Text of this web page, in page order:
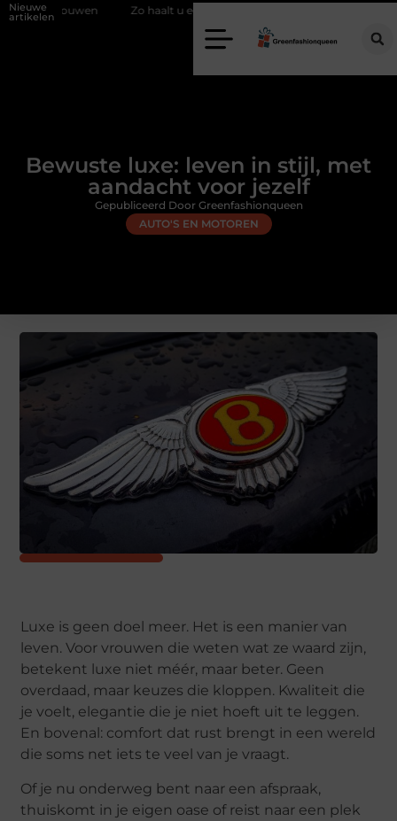
Nieuwe
artikelenZo haalt u echt vuur in huis zonder schoorsteen
Bewuste luxe: leven in stijl, met
aandacht voor jezelf
AUTO'S EN MOTOREN
Gepubliceerd Door Greenfashionqueen
Luxe is geen doel meer. Het is een manier van
leven. Voor vrouwen die weten wat ze waard zijn,
betekent luxe niet méér, maar beter. Geen
overdaad, maar keuzes die kloppen. Kwaliteit die
je voelt, elegantie die je niet hoeft uit te leggen.
En bovenal: comfort dat rust brengt in een wereld
die soms net iets te veel van je vraagt.
Of je nu onderweg bent naar een afspraak,
thuiskomt in je eigen oase of reist naar een plek